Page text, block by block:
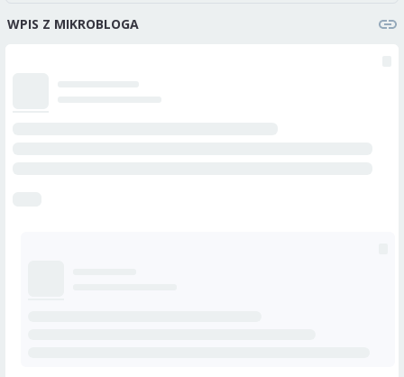
WPIS Z MIKROBLOGA